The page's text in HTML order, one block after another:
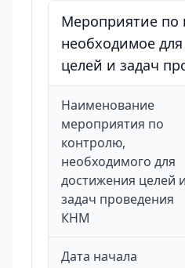
Мероприятие по
необходимое
целей и задач
Наименование
мероприятия по
контролю,
необходимого для
достижения целей и
задач проведения
КНМ
Дата начала